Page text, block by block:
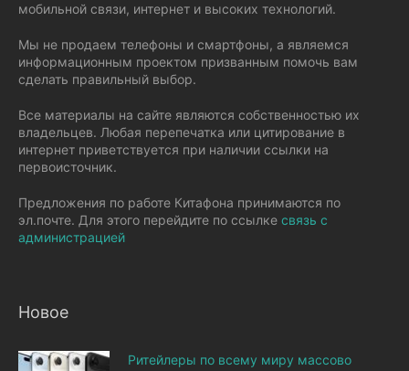
мобильной связи, интернет и высоких технологий.
Мы не продаем телефоны и смартфоны, а являемся
информационным проектом призванным помочь вам
сделать правильный выбор.
Все материалы на сайте являются собственностью их
владельцев. Любая перепечатка или цитирование в
интернет приветствуется при наличии ссылки на
первоисточник.
Предложения по работе Китафона принимаются по
эл.почте. Для этого перейдите по ссылке связь с
администрацией
Новое
Ритейлеры по всему миру массово